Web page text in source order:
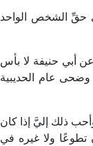
حقِّ الشخص الواحد
[وروى الحسن عن أبي حنيفة لا بأس
عام الحديبية
دار الغرب الإسلامي): [وأحب ذلك إليَّ إذا كان
ولا غيره في